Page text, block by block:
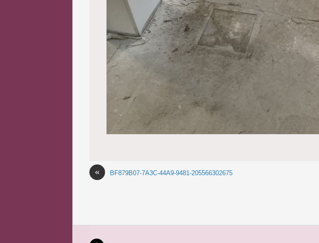
« BF879B07-7A3C-44A9-9481-205566302675